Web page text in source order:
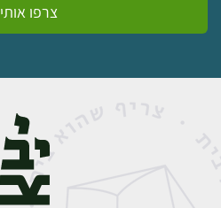
צרפו אותי